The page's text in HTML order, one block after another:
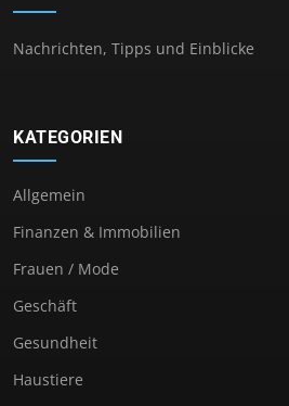
Nachrichten, Tipps und Einblicke
KATEGORIEN
Allgemein
Finanzen & Immobilien
Frauen / Mode
Geschäft
Gesundheit
Haustiere